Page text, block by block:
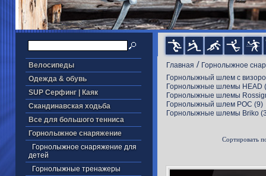
Велосипеды
Одежда & обувь
SUP Серфинг | Каяк
Скандинавская ходьба
Все для большого тенниса
Горнолыжное снаряжение
Горнолыжное снаряжение для
детей
Горнолыжные тренажеры
Главная / Горнолыжное
Горнолыжный шлем с
Горнолыжные шлемы HEAD
Горнолыжные шлемы
Горнолыжный шлем POC (9)
Горнолыжные шлемы Briko
Сортировать